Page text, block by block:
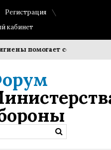
Регистрация
кабинет
помогает сохранить